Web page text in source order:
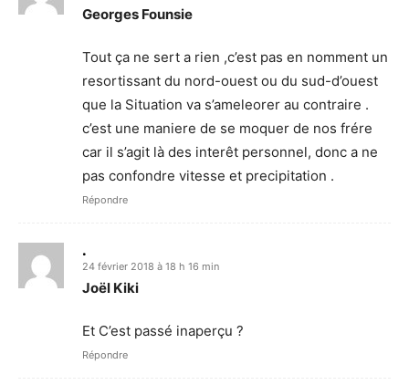
Georges Founsie
Tout ça ne sert a rien ,c’est pas en nomment un
resortissant du nord-ouest ou du sud-d’ouest
que la Situation va s’ameleorer au contraire .
c’est une maniere de se moquer de nos frére
car il s’agit là des interêt personnel, donc a ne
pas confondre vitesse et precipitation .
Répondre
.
24 février 2018 à 18 h 16 min
Joël Kiki
Et C’est passé inaperçu ?
Répondre